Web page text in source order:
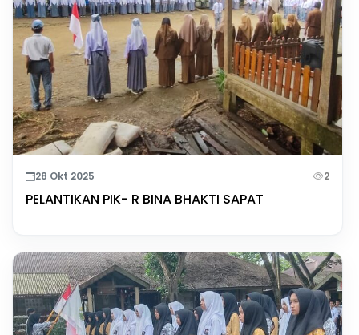
28 Okt 2025 2
PELANTIKAN PIK- R BINA BHAKTI SAPAT